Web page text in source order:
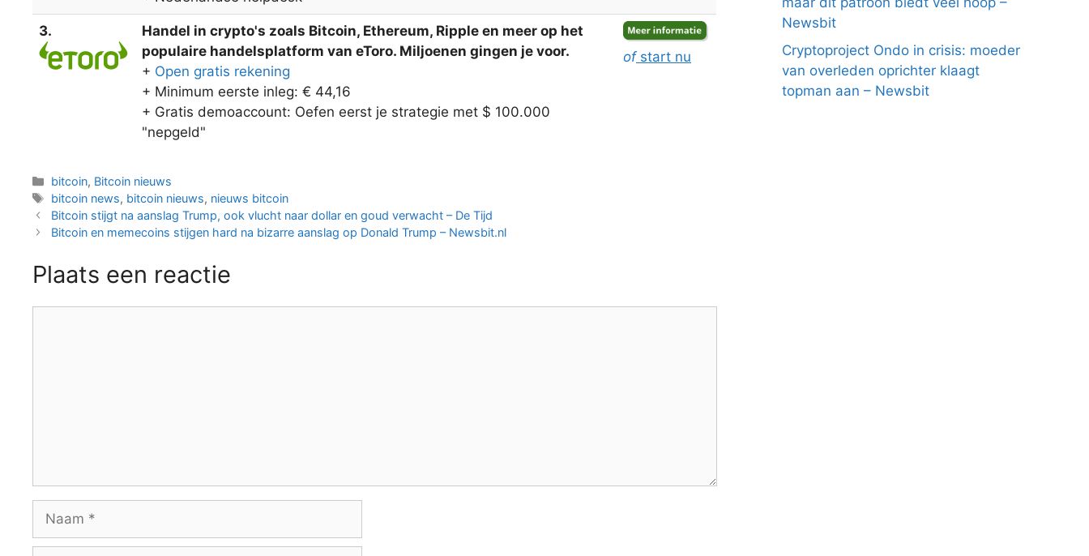
3.
Handel in crypto's zoals Bitcoin, Ethereum, Ripple en meer op het
populaire handelsplatform van eToro. Miljoenen gingen je voor.
+ Open gratis rekening
+ Minimum eerste inleg: € 44,16
+ Gratis demoaccount: Oefen eerst je strategie met $ 100.000
"nepgeld"
ofstart nu
Categorieën
bitcoin, Bitcoin nieuws
Tags
bitcoin news, bitcoin nieuws, nieuws bitcoin
Berichtnavigatie
Bitcoin stijgt na aanslag Trump, ook vlucht naar dollar en goud verwacht – De Tijd
Bitcoin en memecoins stijgen hard na bizarre aanslag op Donald Trump – Newsbit.nl
Plaats een reactie
Naam
Newsbit
Cryptoproject Ondo in crisis: moeder
van overleden oprichter klaagt
topman aan – Newsbit